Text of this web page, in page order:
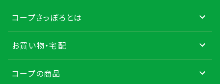
コープさっぽろとは
お買い物・宅配
コープの商品